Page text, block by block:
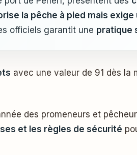
la pêche à pied mais exige
officiels garantit une pratique
avec une valeur de 91 dès la
des promeneurs et
et les règles de sécurité